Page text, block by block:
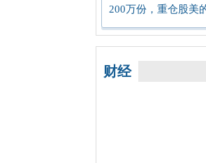
200万份，重仓股美
财经